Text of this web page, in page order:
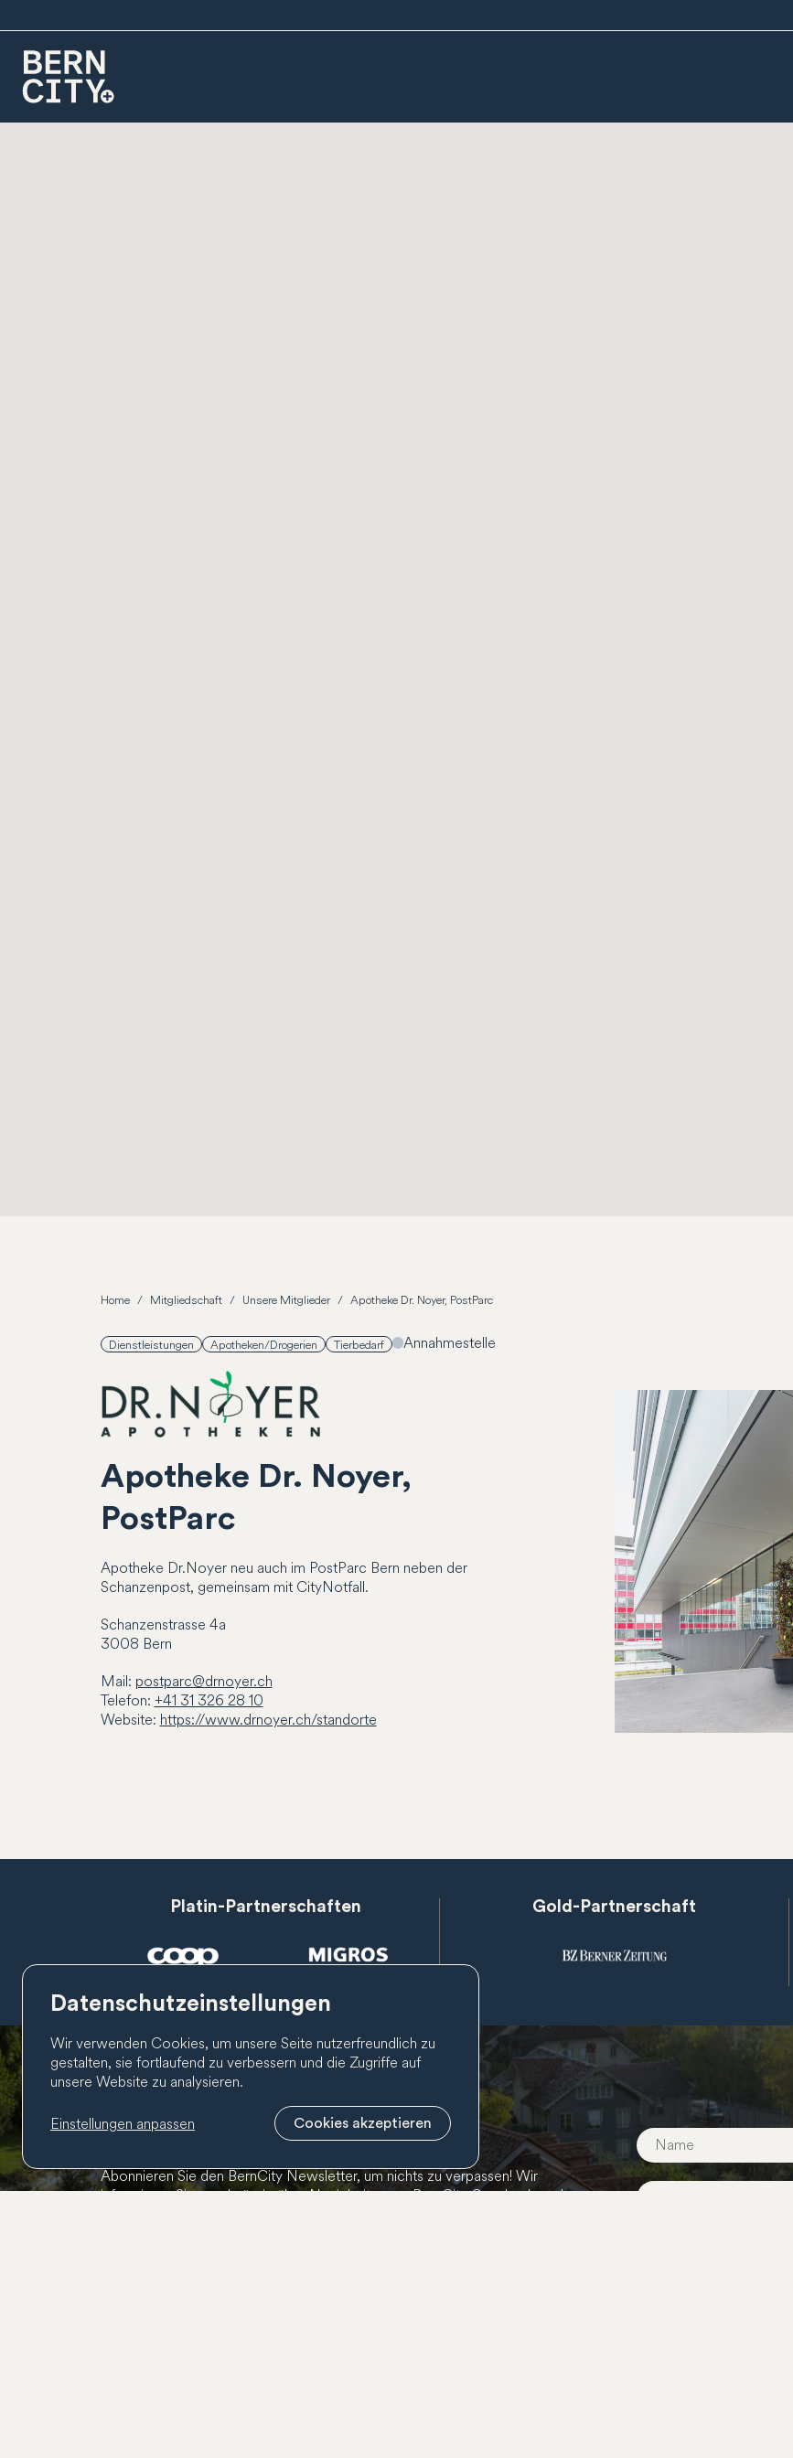
Datenschutzeinstellungen
Wir verwenden Cookies, um unsere Seite nutzerfreundlich zu
gestalten, sie fortlaufend zu verbessern und die Zugriffe auf
unsere Website zu analysieren.
Einstellungen anpassen
Cookies akzeptieren
Home Mitgliedschaft Unsere Mitglieder Apotheke Dr. Noyer, PostParc
Dienstleistungen Apotheken/Drogerien Tierbedarf Annahmestelle
Apotheke Dr. Noyer,
PostParc
Apotheke Dr.Noyer neu auch im PostParc Bern neben der
Schanzenpost, gemeinsam mit CityNotfall.
Schanzenstrasse 4a
3008 Bern
Mail: postparc@drnoyer.ch
Telefon: +41 31 326 28 10
Website: https://www.drnoyer.ch/standorte
Platin-Partnerschaften Gold-Partnerschaft
Abonnieren Sie den BernCity Newsletter, um nichts zu verpassen! Wir
informieren Sie regelmässig über Neuigkeiten zur BernCity Geschenkcard,